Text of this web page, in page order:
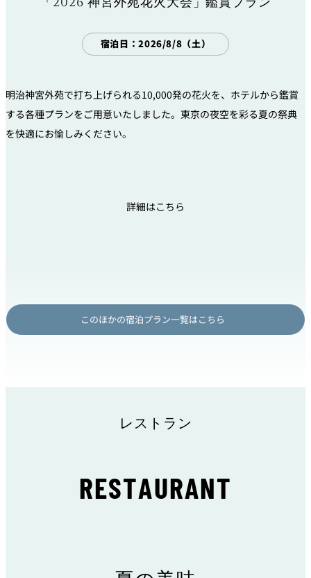
宿泊日：2026/8/8（土）
明治神宮外苑で打ち上げられる10,000発の花火を、ホテルから鑑賞
する各種プランをご用意いたしました。東京の夜空を彩る夏の祭典
を快適にお愉しみください。
詳細はこちら
このほかの宿泊プラン一覧はこちら
レストラン
RESTAURANT